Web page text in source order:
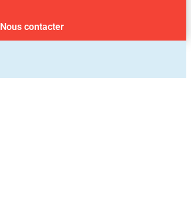
Nous contacter